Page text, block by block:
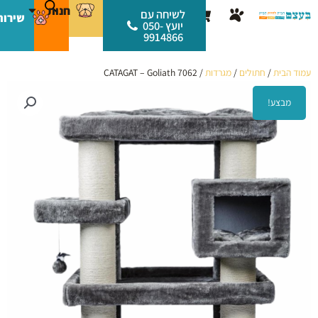
לתוכן
עגלת
קניות
לשיחה עם
יועץ 050-
9914866
חנות
עמוד הבית/ חתולים / מגרדות/ CATAGAT – Goliath 7062
מבצע!